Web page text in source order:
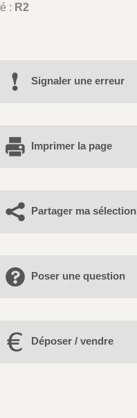
: R2
Signaler une erreur
Imprimer la page
Partager ma sélection
Poser une question
Déposer / vendre